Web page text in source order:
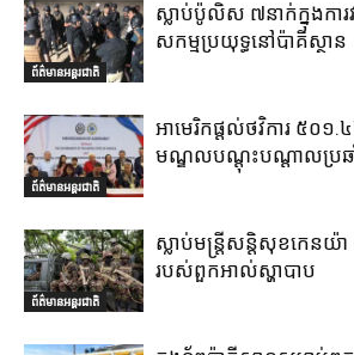
ព័ត៌មានអន្តរជាតិ
ស្លាប់ប៉ូលិស ៧នាក់ក្នុងកា
សកម្មប្រយុទ្ធនៅប៉ាគីស្ថាន
ព័ត៌មានអន្តរជាតិ
អាមេរិកផ្តល់ថវិការ ៥០១
មណ្ឌលបណ្តុះបណ្តាលប្រឆាំ
ព័ត៌មានអន្តរជាតិ
ស្លាប់មន្ត្រីសន្តិសុខកេនយ៉ា
របស់ពួកអាល់ស្ហាបាប